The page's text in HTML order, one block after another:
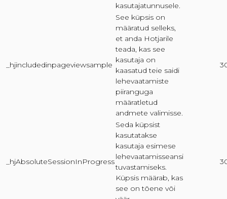
kasutajatunnusele.
_hjincludedinpageviewsample
See küpsis on
määratud selleks,
et anda Hotjarile
teada, kas see
kasutaja on
kaasatud teie saidi
lehevaatamiste
piiranguga
määratletud
andmete valimisse.
_hjAbsoluteSessionInProgress
Seda küpsist
kasutatakse
kasutaja esimese
lehevaatamisseansi
tuvastamiseks.
Küpsis määrab, kas
see on tõene või